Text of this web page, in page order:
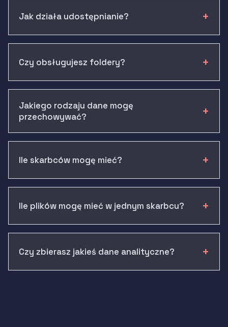
Jak działa udostępnianie?
Czy obsługujesz foldery?
Jakiego rodzaju dane mogę
przechowywać?
Ile skarbców mogę mieć?
Ile plików mogę mieć w jednym skarbcu?
Czy zbierasz jakieś dane analityczne?